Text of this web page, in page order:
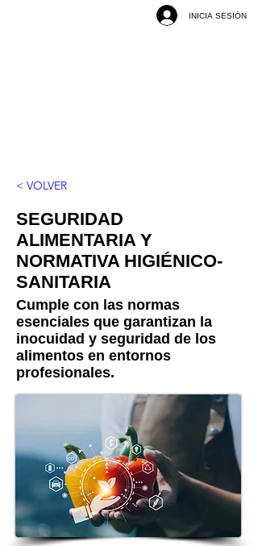
INICIA SESIÓN
< VOLVER
SEGURIDAD
ALIMENTARIA Y
NORMATIVA HIGIÉNICO-
SANITARIA
Cumple con las normas
esenciales que garantizan la
inocuidad y seguridad de los
alimentos en entornos
profesionales.